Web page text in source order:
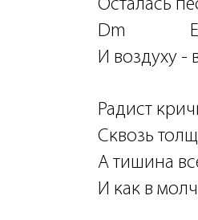
Осталась
Dm
И воздуху -
Радист
Сквозь
А тишина
И как в